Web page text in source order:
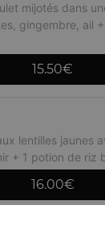
mijotés dans
gingembre, ail
15.50€
lentilles jaunes
+ 1 potion de riz
16.00€